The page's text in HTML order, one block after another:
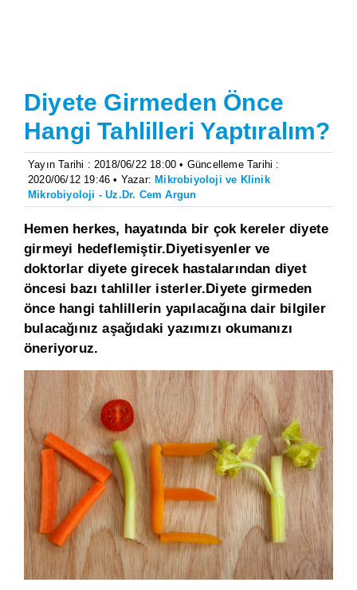
Diyete Girmeden Önce
Hangi Tahlilleri Yaptıralım?
Yayın Tarihi : 2018/06/22 18:00 • Güncelleme Tarihi :
2020/06/12 19:46 • Yazar:Mikrobiyoloji ve Klinik
Mikrobiyoloji - Uz.Dr. Cem Argun
Hemen herkes, hayatında bir çok kereler diyete
girmeyi hedeflemiştir.Diyetisyenler ve
doktorlar diyete girecek hastalarından diyet
öncesi bazı tahliller isterler.Diyete girmeden
önce hangi tahlillerin yapılacağına dair bilgiler
bulacağınız aşağıdaki yazımızı okumanızı
öneriyoruz.